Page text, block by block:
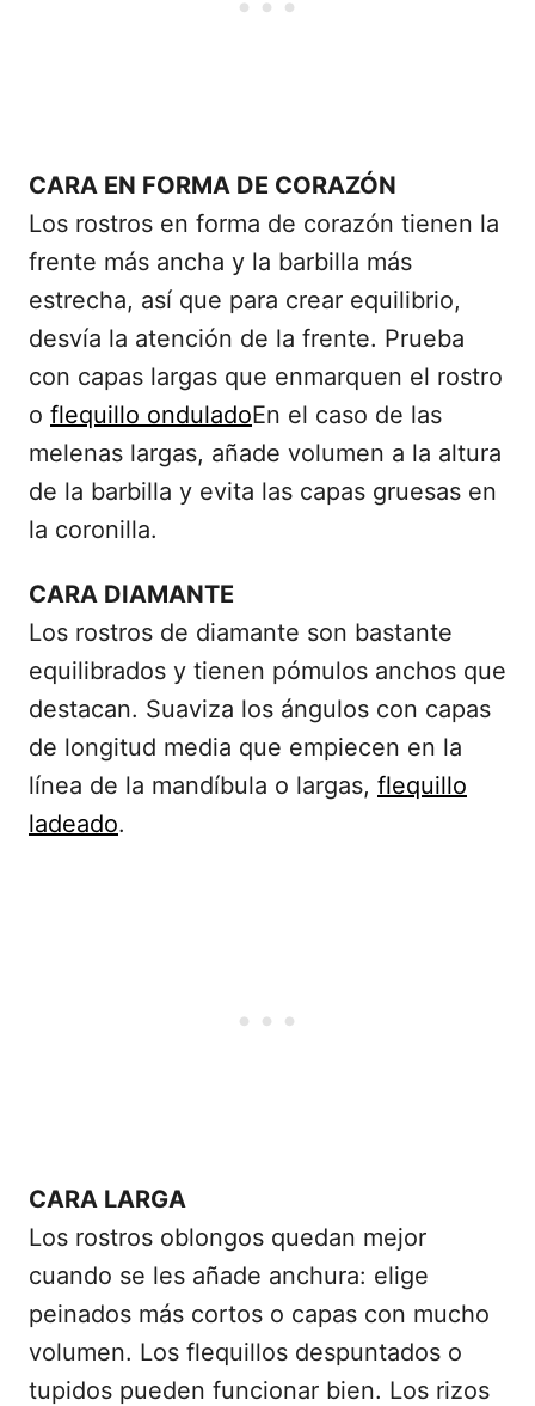
CARA EN FORMA DE CORAZÓN
Los rostros en forma de corazón tienen la
frente más ancha y la barbilla más
estrecha, así que para crear equilibrio,
desvía la atención de la frente. Prueba
con capas largas que enmarquen el rostro
o flequillo onduladoEn el caso de las
melenas largas, añade volumen a la altura
de la barbilla y evita las capas gruesas en
la coronilla.
CARA DIAMANTE
Los rostros de diamante son bastante
equilibrados y tienen pómulos anchos que
destacan. Suaviza los ángulos con capas
de longitud media que empiecen en la
línea de la mandíbula o largas, flequillo
ladeado.
CARA LARGA
Los rostros oblongos quedan mejor
cuando se les añade anchura: elige
peinados más cortos o capas con mucho
volumen. Los flequillos despuntados o
tupidos pueden funcionar bien. Los rizos